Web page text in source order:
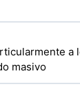
a
masivo